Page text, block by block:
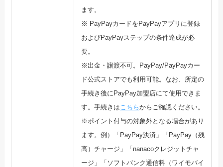
ます。
※ PayPayカードをPayPayアプリに登録
およびPayPayステップの条件達成が必
要。
※出金・譲渡不可。PayPay/PayPayカー
ド公式ストアでも利用可能。なお、所定の
手続き後にPayPay加盟店にて使用できま
す。手続きは こちらからご確認ください。
※ポイント付与の対象外となる場合があり
ます。例）「PayPay決済」「PayPay（残
高）チャージ」「nanacoクレジットチャ
ージ」「ソフトバンク通信料（ワイモバイ